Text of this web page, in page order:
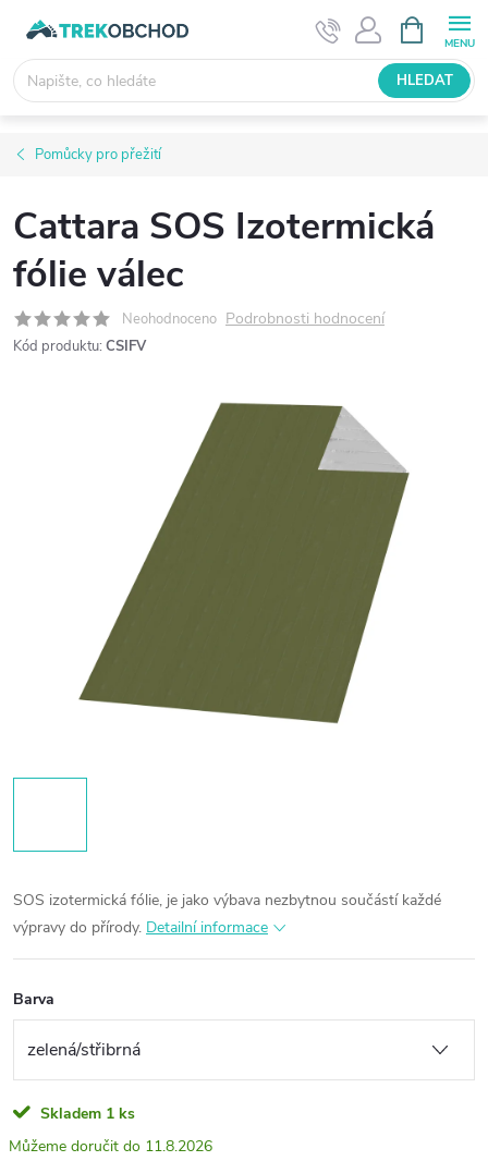
obsah
NÁKUPNÍ
KOŠÍK
HLEDAT
Pomůcky pro přežití
Cattara SOS Izotermická
fólie válec
Neohodnoceno Podrobnosti hodnocení
Kód produktu: CSIFV
SOS izotermická fólie, je jako výbava nezbytnou součástí každé
výpravy do přírody. Detailní informace
Barva
Skladem 1 ks
11.8.2026